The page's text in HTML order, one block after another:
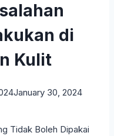
di
Kulit
January 30, 2024
Tidak Boleh Dipakai